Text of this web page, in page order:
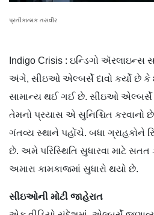
પ્રતીકાત્મક તસવીર
Indigo Crisis : ઇન્ડિગો ઍરલાઇન્સ
અંગે, સીઇઓ એલ્બર્સે દાવો કર્યો છે કે
સામાન્ય થઈ ગઈ છે. સીઇઓ
તેમનો પ્રયાસ એ સુનિશ્ચિત કરવાનો
ગંતવ્ય સ્થાને પહોંચે. બધા ગ્રાહકોને
છે. અમે પરિસ્થિતિ સુધારવા માટે
અમારા કામકાજમાં સુધારો થયો છે.
સીઇઓની મોટી જાહેરાત